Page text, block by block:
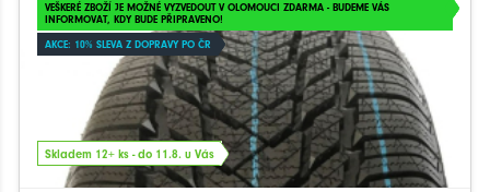
VEŠKERÉ ZBOŽÍ JE MOŽNÉ VYZVEDOUT V OLOMOUCI ZDARMA - BUDEME VÁS
INFORMOVAT, KDY BUDE PŘIPRAVENO!
AKCE: 10% SLEVA Z DOPRAVY PO ČR
Skladem 12+ ks - do 11.8. u Vás